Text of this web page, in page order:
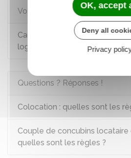
Voir aussi
Caution du locataire ou du
logement privé
Questions ? Réponses !
Colocation : quelles sont les
Couple de concubins
quelles sont les règles ?
OK, accept
Deny all
Privacy